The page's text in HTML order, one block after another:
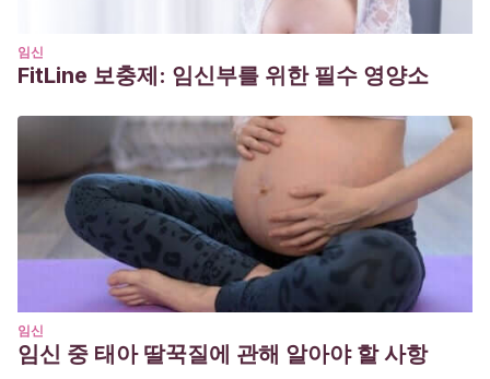
Syst Biol Reprod Med, 67
Saidur R., Myung P. (2020). New Biological Insights on X
, 388. Recuperado de:
https://pubmed.ncbi.nlm.nih.gov/32039204/
임신
FitLine 보충제: 임신부를 위한 필수 영양소
임신
임신 중 태아 딸꾹질에 관해 알아야 할 사항